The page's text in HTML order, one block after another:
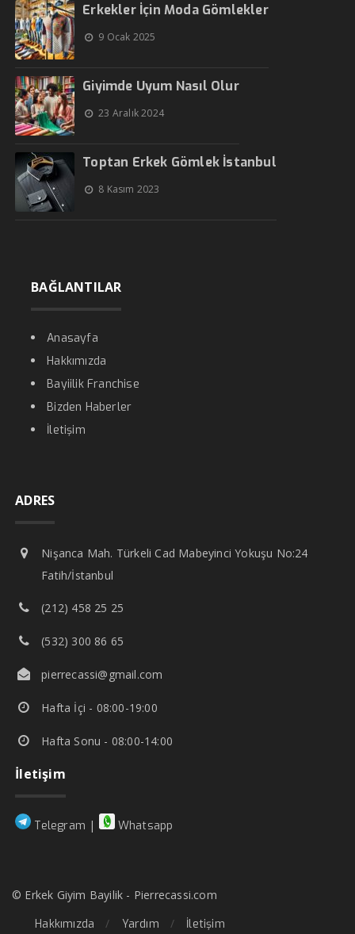
Erkekler İçin Moda Gömlekler
9 Ocak 2025
Giyimde Uyum Nasıl Olur
23 Aralık 2024
Toptan Erkek Gömlek İstanbul
8 Kasım 2023
BAĞLANTILAR
Anasayfa
Hakkımızda
Bayiilik Franchise
Bizden Haberler
İletişim
ADRES
Nişanca Mah. Türkeli Cad Mabeyinci Yokuşu No:24
Fatih/İstanbul
(212) 458 25 25
(532) 300 86 65
pierrecassi@gmail.com
Hafta İçi - 08:00-19:00
Hafta Sonu - 08:00-14:00
İletişim
Telegram | Whatsapp
© Erkek Giyim Bayilik - Pierrecassi.com
Hakkımızda
Yardım İletişim